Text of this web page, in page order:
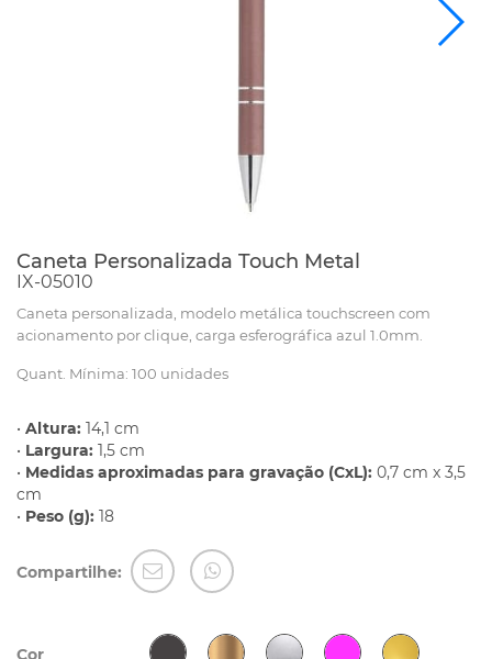
Caneta Personalizada Touch Metal
IX-05010
Caneta personalizada, modelo metálica touchscreen com
acionamento por clique, carga esferográfica azul 1.0mm.
Quant. Mínima: 100 unidades
• Altura: 14,1 cm
• Largura: 1,5 cm
• Medidas aproximadas para gravação (CxL): 0,7 cm x 3,5
cm
• Peso (g): 18
Compartilhe:
Cor